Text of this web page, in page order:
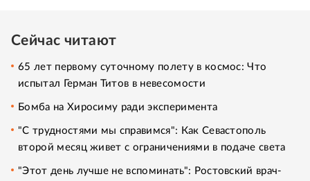
Сейчас читают
65 лет первому суточному полету в космос: Что
испытал Герман Титов в невесомости
Бомба на Хиросиму ради эксперимента
"С трудностями мы справимся": Как Севастополь
второй месяц живет с ограничениями в подаче света
"Этот день лучше не вспоминать": Ростовский врач-